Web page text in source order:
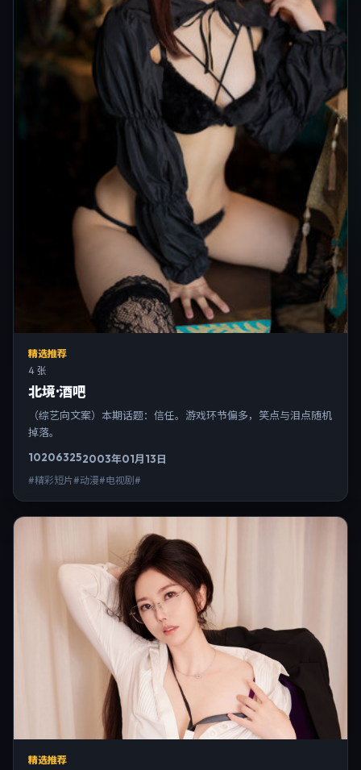
精选推荐
4 张
北境·酒吧
（综艺向文案）本期话题：信任。游戏环节偏多，笑点与泪点随机
掉落。
102063252003年01月13日
#精彩短片#动漫#电视剧#
精选推荐